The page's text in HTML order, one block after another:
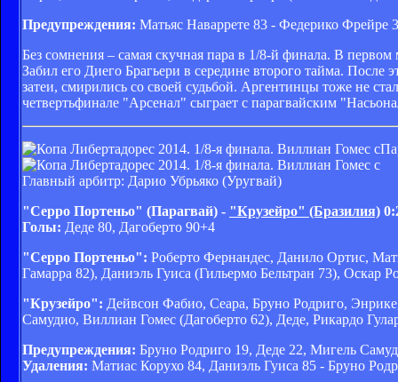
Предупреждения: Матьяс Наваррете 83 - Федерико
Без сомнения – самая скучная пара в 1/8-й финала. В
Забил его Диего Брагьери в середине второго тайма.
затеи, смирились со своей судьбой. Аргентинцы тоже не
четвертьфинале "Арсенал" сыграет с парагвайским
Главный арбитр: Дарио Убрьяко (Уругвай)
"Серро Портеньо" (Парагвай) - "Крузейро" (Бразилия)
Голы: Деде 80, Дагоберто 90+4
"Серро Портеньо": Роберто Фернандес, Данило Ортис,
Гамарра 82), Даниэль Гуиса (Гильермо Бельтран 73),
"Крузейро": Дейвсон Фабио, Сеара, Бруно Родриго,
Самудио, Виллиан Гомес (Дагоберто 62), Деде, Рикардо
Предупреждения: Бруно Родриго 19, Деде 22, Мигель
Удаления: Матиас Корухо 84, Даниэль Гуиса 85 - Бруно